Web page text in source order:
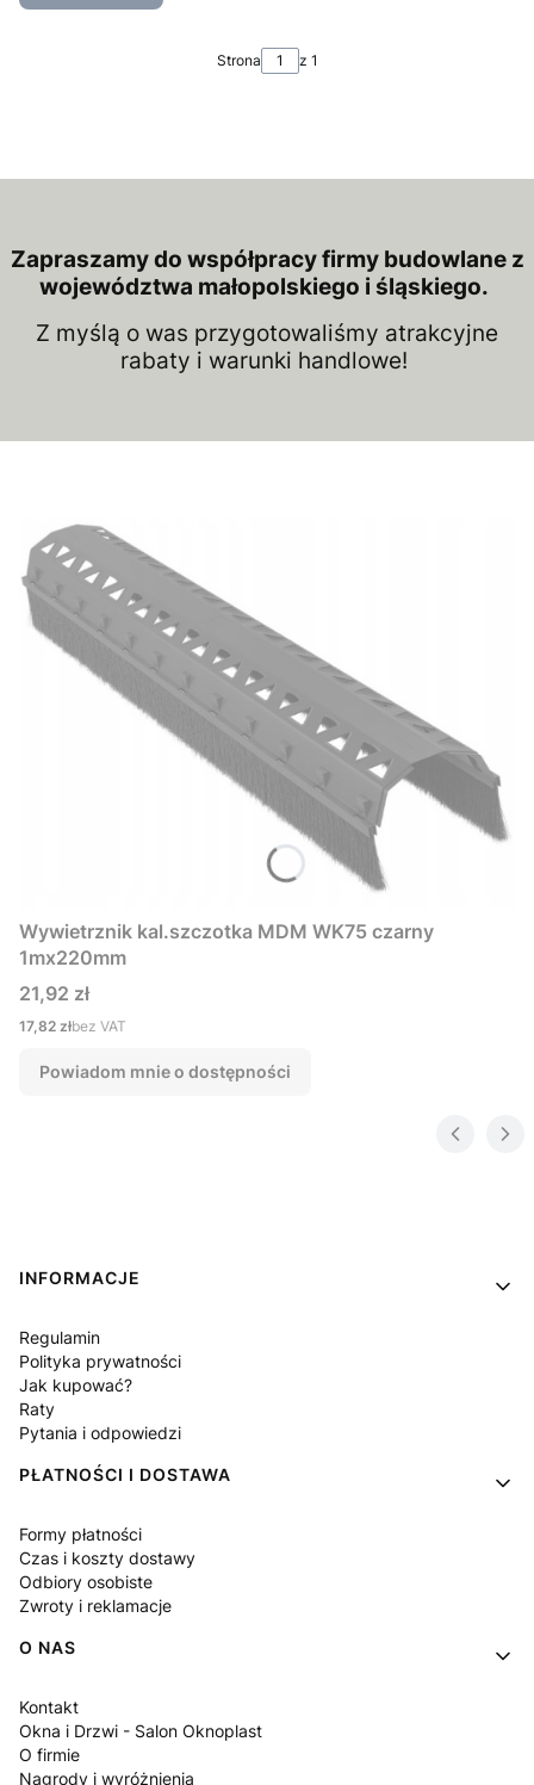
Strona z 1
Zapraszamy do współpracy firmy budowlane z
województwa małopolskiego i śląskiego.
Z myślą o was przygotowaliśmy atrakcyjne
rabaty i warunki handlowe!
Wywietrznik kal.szczotka MDM WK75 czarny
1mx220mm
Cena
21,92 zł
Cena
17,82 złbez VAT
Powiadom mnie o dostępności
Linki w stopce
INFORMACJE
Regulamin
Polityka prywatności
Jak kupować?
Raty
Pytania i odpowiedzi
PŁATNOŚCI I DOSTAWA
Formy płatności
Czas i koszty dostawy
Odbiory osobiste
Zwroty i reklamacje
O NAS
Kontakt
Okna i Drzwi - Salon Oknoplast
O firmie
Nagrody i wyróżnienia